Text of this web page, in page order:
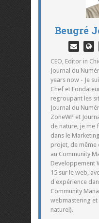
Beugré
CEO, Editor in
Journal du
years now - Je
Chef et
regroupant les
Journal du
ZoneWP et
de nature, je me
dans le
projet, de même
au Community
Developpement
15 sur le web,
d'expérience
Community
webmastering et
naturel).